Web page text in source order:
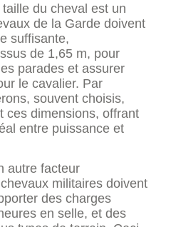
du cheval est un
de la Garde doivent
suffisante,
de 1,65 m, pour
parades et assurer
le cavalier. Par
souvent choisis,
ces dimensions, offrant
entre puissance et
autre facteur
militaires doivent
des charges
en selle, et des